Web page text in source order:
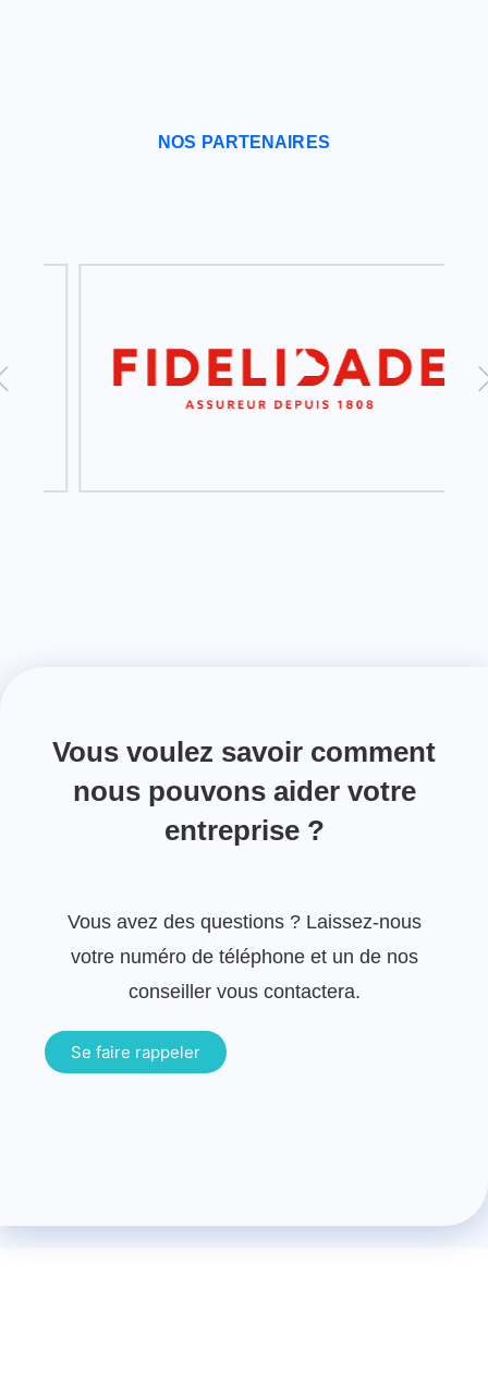
NOS PARTENAIRES
Vous voulez savoir comment
nous pouvons aider votre
entreprise ?
Vous avez des questions ? Laissez-nous
votre numéro de téléphone et un de nos
conseiller vous contactera.
Se faire rappeler